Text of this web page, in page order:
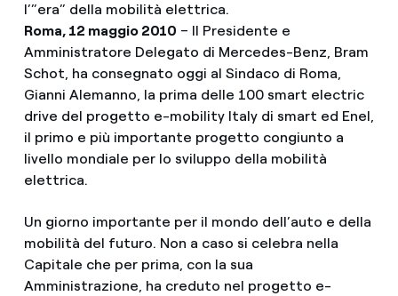
l’”era” della mobilità elettrica.
Roma, 12 maggio 2010 – Il Presidente e
Amministratore Delegato di Mercedes-Benz, Bram
Schot, ha consegnato oggi al Sindaco di Roma,
Gianni Alemanno, la prima delle 100 smart electric
drive del progetto e-mobility Italy di smart ed Enel,
il primo e più importante progetto congiunto a
livello mondiale per lo sviluppo della mobilità
elettrica.
Un giorno importante per il mondo dell’auto e della
mobilità del futuro. Non a caso si celebra nella
Capitale che per prima, con la sua
Amministrazione, ha creduto nel progetto e-